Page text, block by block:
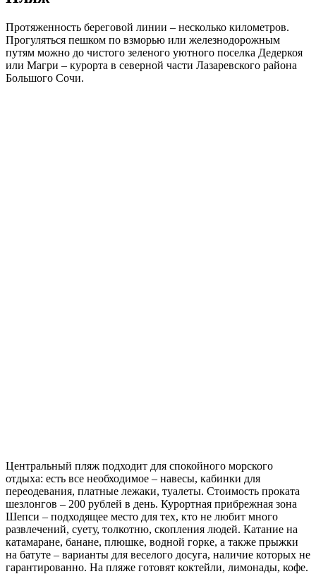
Протяженность береговой линии – несколько километров.
Прогуляться пешком по взморью или железнодорожным
путям можно до чистого зеленого уютного поселка Дедеркоя
или Магри – курорта в северной части Лазаревского района
Большого Сочи.
Центральный пляж подходит для спокойного морского
отдыха: есть все необходимое – навесы, кабинки для
переодевания, платные лежаки, туалеты. Стоимость проката
шезлонгов – 200 рублей в день. Курортная прибрежная зона
Шепси – подходящее место для тех, кто не любит много
развлечений, суету, толкотню, скопления людей. Катание на
катамаране, банане, плюшке, водной горке, а также прыжки
на батуте – варианты для веселого досуга, наличие которых не
гарантированно. На пляже готовят коктейли, лимонады, кофе.